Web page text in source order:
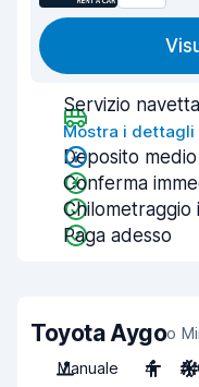
Servizio
Mostra i dettagli
Deposito medio
Conferma
Chilometraggio
Paga adesso
Toyota Aygoo
Manuale
4